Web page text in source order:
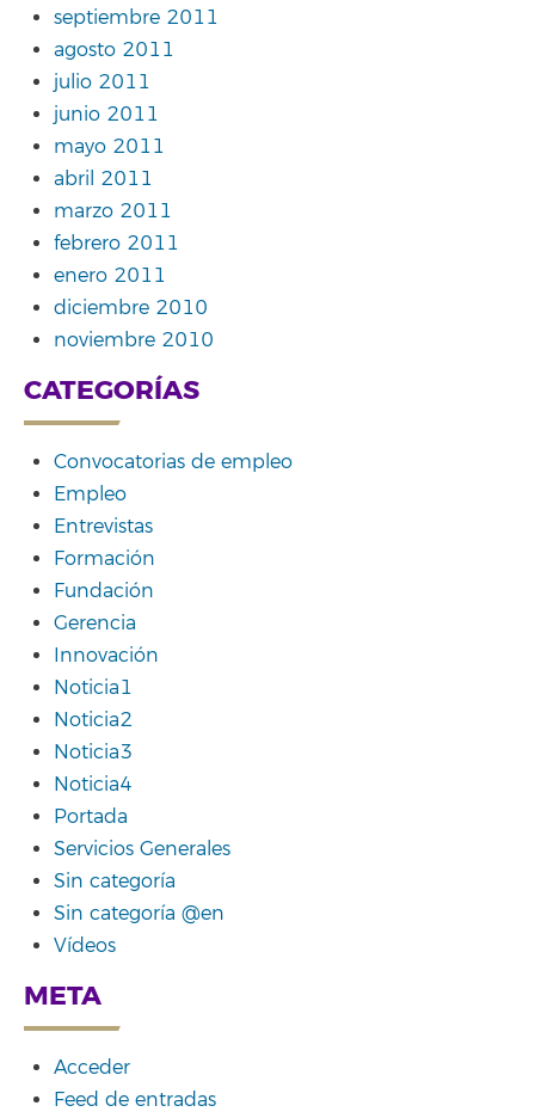
septiembre 2011
agosto 2011
julio 2011
junio 2011
mayo 2011
abril 2011
marzo 2011
febrero 2011
enero 2011
diciembre 2010
noviembre 2010
CATEGORÍAS
Convocatorias de empleo
Empleo
Entrevistas
Formación
Fundación
Gerencia
Innovación
Noticia1
Noticia2
Noticia3
Noticia4
Portada
Servicios Generales
Sin categoría
Sin categoría @en
Vídeos
META
Acceder
Feed de entradas